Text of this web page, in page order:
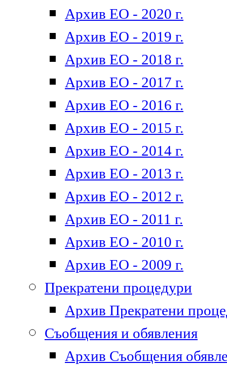
Архив ЕО - 2020 г.
Архив ЕО - 2019 г.
Архив ЕО - 2018 г.
Архив ЕО - 2017 г.
Архив ЕО - 2016 г.
Архив ЕО - 2015 г.
Архив ЕО - 2014 г.
Архив ЕО - 2013 г.
Архив ЕО - 2012 г.
Архив ЕО - 2011 г.
Архив ЕО - 2010 г.
Архив ЕО - 2009 г.
Прекратени процедури
Архив Прекратени
Съобщения и обявления
Архив Съобщения